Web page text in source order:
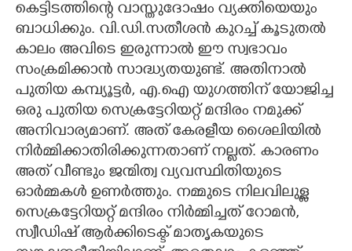
കെട്ടിടത്തിന്റെ വാസ്തുദോഷം വ്യക്തിയെയും
ബാധിക്കും. വി.ഡി.സതീശൻ കുറച്ച് കൂടുതൽ
കാലം അവിടെ ഇരുന്നാൽ ‌ഈ സ്വഭാവം
സംക്രമിക്കാൻ സാദ്ധ്യതയുണ്ട്. അതിനാൽ
പുതിയ കമ്പ്യൂട്ടർ, എ.ഐ യുഗത്തിന് യോജിച്ച
ഒരു പുതിയ സെക്രട്ടേറിയറ്റ് മന്ദിരം നമുക്ക്
അനിവാര്യമാണ്. അത് കേരളീയ ശൈലിയിൽ
നിർമ്മിക്കാതിരിക്കുന്നതാണ് നല്ലത്. കാരണം
അത് വീണ്ടും ജന്മിത്വ വ്യവസ്ഥിതിയുടെ
ഓർമ്മകൾ ഉണർത്തും. നമ്മുടെ നിലവിലുള്ള
സെക്രട്ടേറിയറ്റ് മന്ദിരം നിർമ്മിച്ചത് റോമൻ,
സ്വീഡിഷ് ആർക്കിടെക്ട് മാതൃകയുടെ